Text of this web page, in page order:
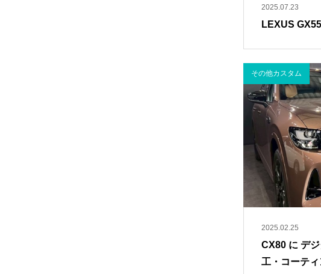
2025.07.23
LEXUS
2025.02.25
CX80 に デ
工・コーテ
その他カスタム